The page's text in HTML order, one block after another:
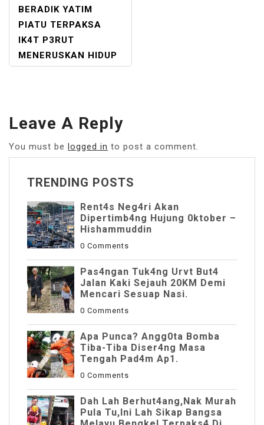
BERADIK YATIM
PIATU TERPAKSA
IK4T P3RUT
MENERUSKAN HIDUP
Leave A Reply
You must be logged in to post a comment.
TRENDING POSTS
Rent4s Neg4ri Akan
Dipertimb4ng Hujung 0ktober –
Hishammuddin
0 Comments
Pas4ngan Tuk4ng Urvt But4
JaIan Kaki Sejauh 20KM Demi
Mencari Sesuap Nasi.
0 Comments
Apa Punca? Angg0ta Bomba
Tiba-Tiba Diser4ng Masa
Tengah Pad4m Ap1.
0 Comments
Dah Lah Berhut4ang,Nak Murah
Pula Tu,Ini Lah Sikap Bangsa